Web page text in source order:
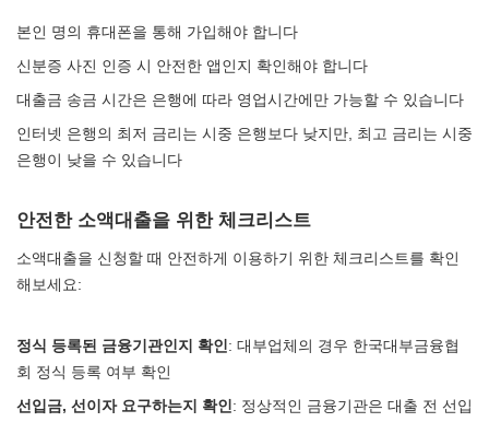
본인 명의 휴대폰을 통해 가입해야 합니다
신분증 사진 인증 시 안전한 앱인지 확인해야 합니다
대출금 송금 시간은 은행에 따라 영업시간에만 가능할 수 있습니다
인터넷 은행의 최저 금리는 시중 은행보다 낮지만, 최고 금리는 시중
은행이 낮을 수 있습니다
안전한 소액대출을 위한 체크리스트
소액대출을 신청할 때 안전하게 이용하기 위한 체크리스트를 확인
해보세요:
정식 등록된 금융기관인지 확인 : 대부업체의 경우 한국대부금융협
회 정식 등록 여부 확인
선입금, 선이자 요구하는지 확인 : 정상적인 금융기관은 대출 전 선입